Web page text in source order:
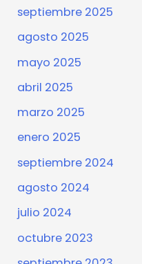
septiembre 2025
agosto 2025
mayo 2025
abril 2025
marzo 2025
enero 2025
septiembre 2024
agosto 2024
julio 2024
octubre 2023